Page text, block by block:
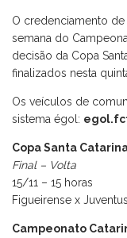
O credenciamento
semana do
decisão da Copa
finalizados nesta
Os veículos de
sistema égol:
Copa Santa
Final – Volta
15/11 – 15 horas
Figueirense x Juventus
Campeonato